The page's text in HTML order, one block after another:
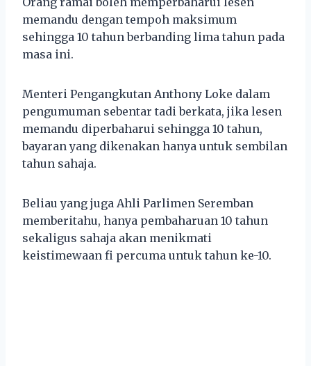
memandu dengan tempoh maksimum
sehingga 10 tahun berbanding lima tahun pada
masa ini.
Menteri Pengangkutan Anthony Loke dalam
pengumuman sebentar tadi berkata, jika lesen
memandu diperbaharui sehingga 10 tahun,
bayaran yang dikenakan hanya untuk sembilan
tahun sahaja.
Beliau yang juga Ahli Parlimen Seremban
memberitahu, hanya pembaharuan 10 tahun
sekaligus sahaja akan menikmati
keistimewaan fi percuma untuk tahun ke-10.